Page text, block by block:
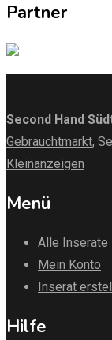
Partner
Second Hand
Gebrauchtmarkt,
Kleinanzeigen
Menü
Alle Inserate
Mein Konto
Inserat
Hilfe